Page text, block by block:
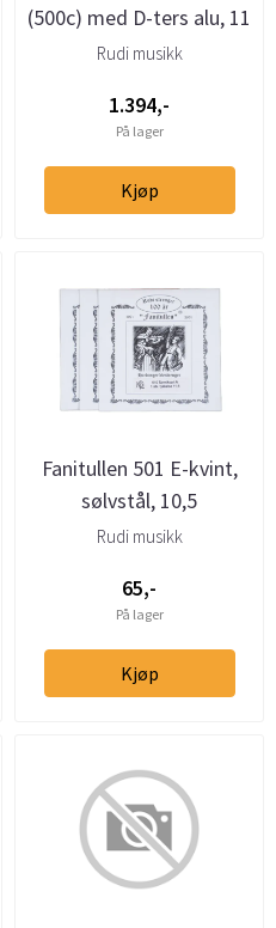
(500c) med D-ters alu, 11
Rudi musikk
1.394,-
På lager
Kjøp
Fanitullen 501 E-kvint,
sølvstål, 10,5
Rudi musikk
65,-
På lager
Kjøp